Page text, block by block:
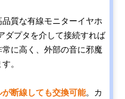
質な有線モニターイヤホ
ダプタを介して接続すれば
に高く、外部の音に邪魔
。
断線しても交換可能。カ